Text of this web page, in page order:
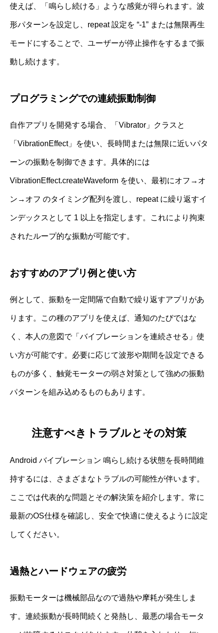
使えば、「鳴らし続ける」ような感覚が得られます。波
形パターンを設定し、repeat 設定を “-1” または無限再生
モードにすることで、ユーザーが停止操作をするまで振
動し続けます。
プログラミングでの連続振動制御
自作アプリを開発する場合、「Vibrator」クラスと
「VibrationEffect」を使い、長時間または無限に近いパタ
ーンの振動を制御できます。具体的には
VibrationEffect.createWaveform を使い、最初にオフ→オ
ン→オフ のタイミング配列を渡し、repeat に繰り返すイ
ンデックスとして 1 以上を指定します。これにより拘束
されたループ的な振動が可能です。
おすすめのアプリ例と使い方
例として、振動を一定間隔で自動で繰り返すアプリがあ
ります。この種のアプリを使えば、通知のたびではな
く、本人の意図で「バイブレーションを連続させる」使
い方が可能です。必要に応じて波形や期間を設定できる
ものが多く、触覚モーターの弱さ対策として強めの振動
パターンを組み込めるものもあります。
注意すべきトラブルとその対策
Android バイブレーション 鳴らし続ける状態を長時間維
持するには、さまざまなトラブルの可能性が伴います。
ここでは代表的な問題とその解決策を紹介します。常に
最新のOS仕様を確認し、安全で快適に使えるように設定
してください。
過熱とハードウェアの疲労
振動モーターは機械部品なので過熱や摩耗が発生しま
す。連続振動が長時間続くと発熱し、最悪の場合モータ